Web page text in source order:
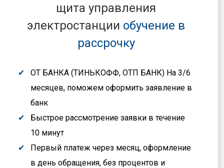
щита управления
электростанции обучение в
рассрочку
ОТ БАНКА (ТИНЬКОФФ, ОТП БАНК) На 3/6
месяцев, поможем оформить заявление в
банк
Быстрое рассмотрение заявки в течение
10 минут
Первый платеж через месяц, оформление
в день обращения, без процентов и